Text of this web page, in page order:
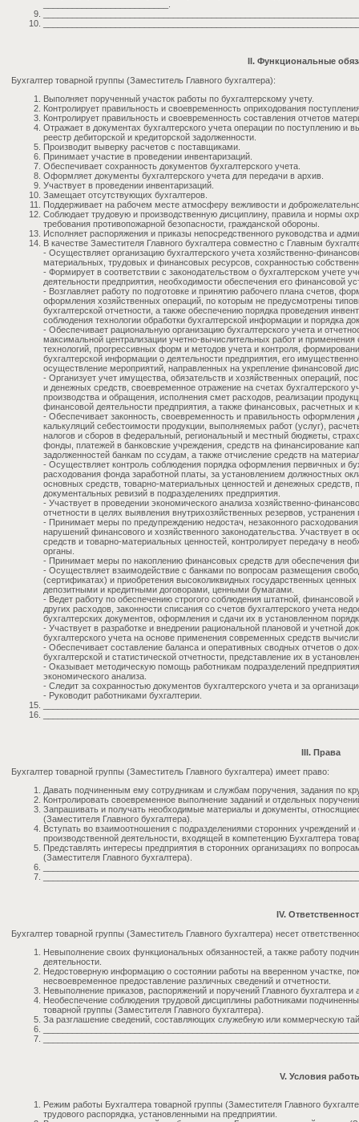
II. Функциональные
Бухгалтер товарной группы (Заместитель Главного бухгалтера):
Выполняет порученный участок работы по бухгалтерскому учету.
Контролирует правильность и своевременность оприходования
Контролирует правильность и своевременность составления отчетов
Отражает в документах бухгалтерского учета операции по поступлению и
реестр дебиторской и кредиторской задолженности.
Производит выверку расчетов с поставщиками.
Принимает участие в проведении инвентаризаций.
Обеспечивает сохранность документов бухгалтерского учета.
Оформляет документы бухгалтерского учета для передачи в архив.
Участвует в проведении инвентаризаций.
Замещает отсутствующих бухгалтеров.
Поддерживает на рабочем месте атмосферу вежливости и
Соблюдает трудовую и производственную дисциплину, правила и нормы
требования противопожарной безопасности, гражданской обороны.
Исполняет распоряжения и приказы непосредственного руководства и
В качестве Заместителя Главного бухгалтера совместно с Главным
- Осуществляет организацию бухгалтерского учета хозяйственно-
материальных, трудовых и финансовых ресурсов, сохранностью
- Формирует в соответствии с законодательством о бухгалтерском учете
деятельности предприятия, необходимости обеспечения его финансовой
- Возглавляет работу по подготовке и принятию рабочего плана счетов,
оформления хозяйственных операций, по которым не предусмотрены
бухгалтерской отчетности, а также обеспечению порядка проведения
соблюдения технологии обработки бухгалтерской информации и порядка
- Обеспечивает рациональную организацию бухгалтерского учета и
максимальной централизации учетно-вычислительных работ и
технологий, прогрессивных форм и методов учета и контроля,
бухгалтерской информации о деятельности предприятия, его
осуществление мероприятий, направленных на укрепление финансовой
- Организует учет имущества, обязательств и хозяйственных операций,
и денежных средств, своевременное отражение на счетах бухгалтерского
производства и обращения, исполнения смет расходов, реализации
финансовой деятельности предприятия, а также финансовых, расчетных и
- Обеспечивает законность, своевременность и правильность
калькуляций себестоимости продукции, выполняемых работ (услуг),
налогов и сборов в федеральный, региональный и местный бюджеты,
фонды, платежей в банковские учреждения, средств на финансирование
задолженностей банкам по ссудам, а также отчисление средств на
- Осуществляет контроль соблюдения порядка оформления первичных и
расходования фонда заработной платы, за установлением должностных
основных средств, товарно-материальных ценностей и денежных средств,
документальных ревизий в подразделениях предприятия.
- Участвует в проведении экономического анализа хозяйственно-
отчетности в целях выявления внутрихозяйственных резервов, устранения
- Принимает меры по предупреждению недостач, незаконного
нарушений финансового и хозяйственного законодательства. Участвует
средств и товарно-материальных ценностей, контролирует передачу в
органы.
- Принимает меры по накоплению финансовых средств для обеспечения
- Осуществляет взаимодействие с банками по вопросам размещения
(сертификатах) и приобретения высоколиквидных государственных
депозитными и кредитными договорами, ценными бумагами.
- Ведет работу по обеспечению строгого соблюдения штатной,
других расходов, законности списания со счетов бухгалтерского учета
бухгалтерских документов, оформления и сдачи их в установленном
- Участвует в разработке и внедрении рациональной плановой и учетной
бухгалтерского учета на основе применения современных средств
- Обеспечивает составление баланса и оперативных сводных отчетов о
бухгалтерской и статистической отчетности, представление их в
- Оказывает методическую помощь работникам подразделений
экономического анализа.
- Следит за сохранностью документов бухгалтерского учета и за
- Руководит работниками бухгалтерии.
III. Права
Бухгалтер товарной группы (Заместитель Главного бухгалтера) имеет право:
Давать подчиненным ему сотрудникам и службам поручения, задания по
Контролировать своевременное выполнение заданий и отдельных
Запрашивать и получать необходимые материалы и документы,
(Заместителя Главного бухгалтера).
Вступать во взаимоотношения с подразделениями сторонних учреждений
производственной деятельности, входящей в компетенцию Бухгалтера
Представлять интересы предприятия в сторонних организациях по
(Заместителя Главного бухгалтера).
IV.
Бухгалтер товарной группы (Заместитель Главного бухгалтера) несет
Невыполнение своих функциональных обязанностей, а также работу
деятельности.
Недостоверную информацию о состоянии работы на вверенном участке,
несвоевременное предоставление различных сведений и отчетности.
Невыполнение приказов, распоряжений и поручений Главного бухгалтера и
Необеспечение соблюдения трудовой дисциплины работниками
товарной группы (Заместителя Главного бухгалтера).
За разглашение сведений, составляющих служебную или коммерческую
V. Условия
Режим работы Бухгалтера товарной группы (Заместителя Главного
трудового распорядка, установленными на предприятии.